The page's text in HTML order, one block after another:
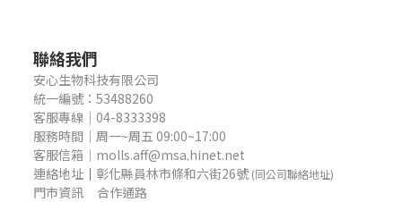
聯絡我們
安心生物科技有限公司
統一編號：53488260
客服專線｜04-8333398
服務時間｜周一~周五 09:00~17:00
客服信箱｜molls.aff@msa.hinet.net
連絡地址 ｜ 彰化縣員林市條和六街26號 (同公司聯絡地址)
門市資訊 合作通路